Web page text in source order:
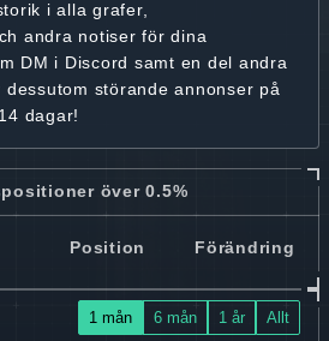
i alla grafer,
andra notiser för dina
DM i Discord samt en del andra
störande annonser på
dagar!
över 0.5%
Position Förändring
1 mån 6 mån 1 år Allt